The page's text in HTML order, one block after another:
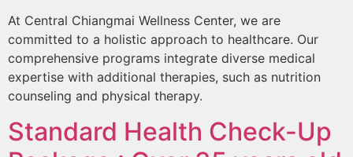
At Central Chiangmai Wellness Center, we are
committed to a holistic approach to healthcare. Our
comprehensive programs integrate diverse medical
expertise with additional therapies, such as nutrition
counseling and physical therapy.
Standard Health Check-Up